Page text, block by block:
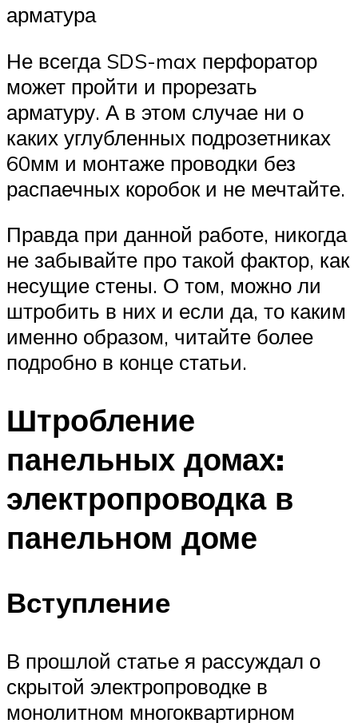
арматура
Не всегда SDS-max перфоратор
может пройти и прорезать
арматуру. А в этом случае ни о
каких углубленных подрозетниках
60мм и монтаже проводки без
распаечных коробок и не мечтайте.
Правда при данной работе, никогда
не забывайте про такой фактор, как
несущие стены. О том, можно ли
штробить в них и если да, то каким
именно образом, читайте более
подробно в конце статьи.
Штробление
панельных домах:
электропроводка в
панельном доме
Вступление
В прошлой статье я рассуждал о
скрытой электропроводке в
монолитном многоквартирном